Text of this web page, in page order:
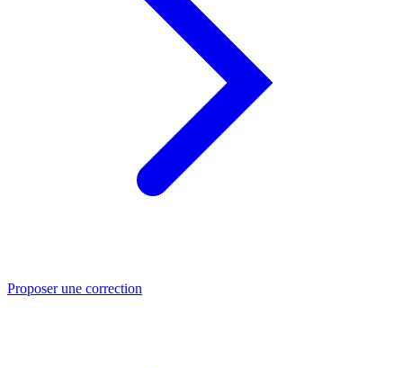
Proposer une correction